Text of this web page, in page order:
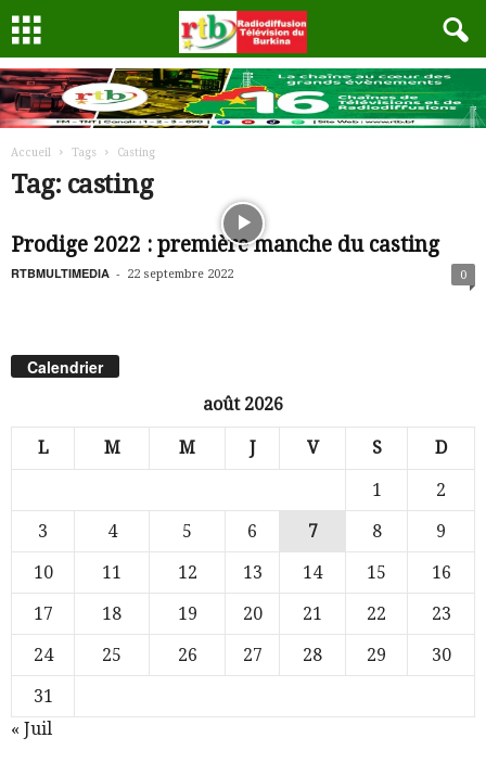
Accueil Tags Casting
Tag: casting
Prodige 2022 : première manche du casting
RTBMULTIMEDIA - 22 septembre 2022 0
Calendrier
août 2026
L M M J V S D
1
2
3
4 5 6 7 8
9
10
11 12 13 14 15
16
17
18 19 20 21 22
23
24
25 26 27 28 29
30
31
« Juil